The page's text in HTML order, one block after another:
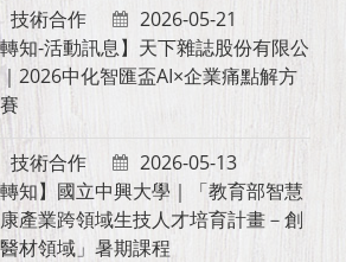
技術合作
2026-05-21
轉知-活動訊息】天下雜誌股份有限公
2026中化智匯盃AI×企業痛點解方
技術合作
2026-05-13
轉知】國立中興大學｜「教育部智慧
產業跨領域生技人才培育計畫－創
材領域」暑期課程